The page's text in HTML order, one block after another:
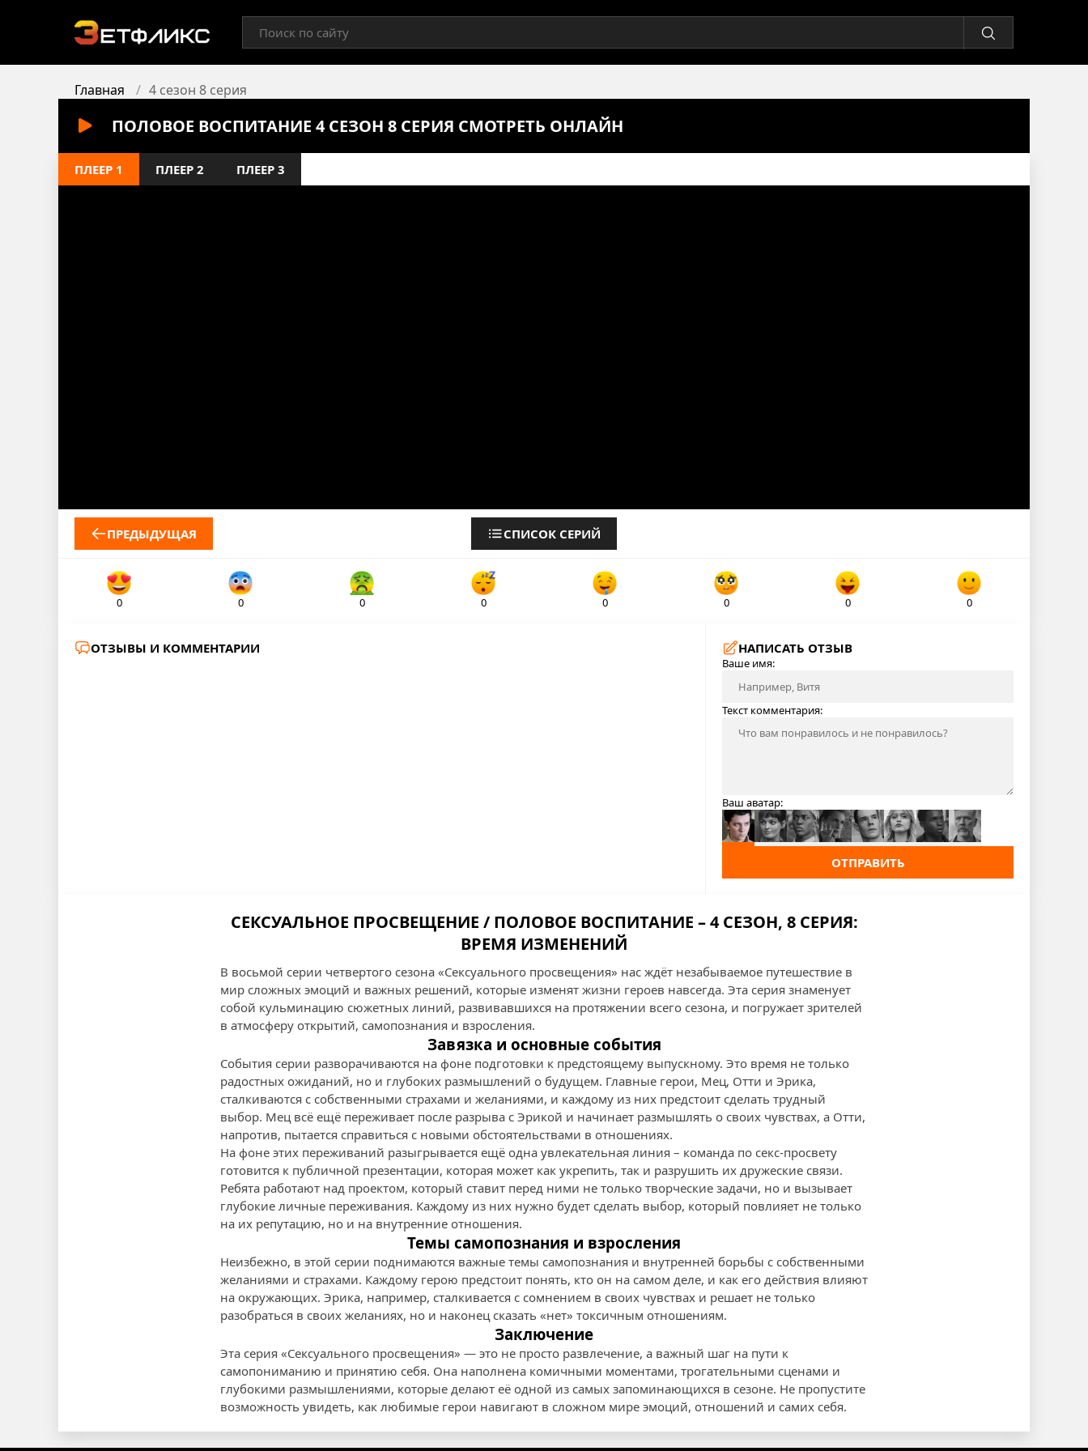
Главная 4 сезон 8 серия
ПОЛОВОЕ ВОСПИТАНИЕ 4 СЕЗОН 8 СЕРИЯ СМОТРЕТЬ ОНЛАЙН
ПЛЕЕР 1 ПЛЕЕР 2 ПЛЕЕР 3
ПРЕДЫДУЩАЯ СПИСОК СЕРИЙ
0 0 0 0 0 0 0 0
ОТЗЫВЫ И КОММЕНТАРИИ НАПИСАТЬ ОТЗЫВ
Ваше имя:
Текст комментария:
Ваш аватар:
ОТПРАВИТЬ
СЕКСУАЛЬНОЕ ПРОСВЕЩЕНИЕ / ПОЛОВОЕ ВОСПИТАНИЕ – 4 СЕЗОН, 8 СЕРИЯ:
ВРЕМЯ ИЗМЕНЕНИЙ
В восьмой серии четвертого сезона «Сексуального просвещения» нас ждёт незабываемое путешествие в
мир сложных эмоций и важных решений, которые изменят жизни героев навсегда. Эта серия знаменует
собой кульминацию сюжетных линий, развивавшихся на протяжении всего сезона, и погружает зрителей
в атмосферу открытий, самопознания и взросления.
Завязка и основные события
События серии разворачиваются на фоне подготовки к предстоящему выпускному. Это время не только
радостных ожиданий, но и глубоких размышлений о будущем. Главные герои, Мец, Отти и Эрика,
сталкиваются с собственными страхами и желаниями, и каждому из них предстоит сделать трудный
выбор. Мец всё ещё переживает после разрыва с Эрикой и начинает размышлять о своих чувствах, а Отти,
напротив, пытается справиться с новыми обстоятельствами в отношениях.
На фоне этих переживаний разыгрывается ещё одна увлекательная линия – команда по секс-просвету
готовится к публичной презентации, которая может как укрепить, так и разрушить их дружеские связи.
Ребята работают над проектом, который ставит перед ними не только творческие задачи, но и вызывает
глубокие личные переживания. Каждому из них нужно будет сделать выбор, который повлияет не только
на их репутацию, но и на внутренние отношения.
Темы самопознания и взросления
Неизбежно, в этой серии поднимаются важные темы самопознания и внутренней борьбы с собственными
желаниями и страхами. Каждому герою предстоит понять, кто он на самом деле, и как его действия влияют
на окружающих. Эрика, например, сталкивается с сомнением в своих чувствах и решает не только
разобраться в своих желаниях, но и наконец сказать «нет» токсичным отношениям.
Заключение
Эта серия «Сексуального просвещения» — это не просто развлечение, а важный шаг на пути к
самопониманию и принятию себя. Она наполнена комичными моментами, трогательными сценами и
глубокими размышлениями, которые делают её одной из самых запоминающихся в сезоне. Не пропустите
возможность увидеть, как любимые герои навигают в сложном мире эмоций, отношений и самих себя.